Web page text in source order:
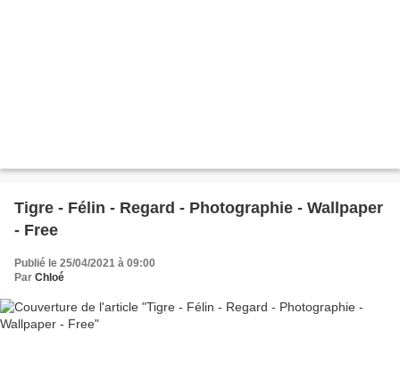
Tigre - Félin - Regard - Photographie - Wallpaper
- Free
Publié le 25/04/2021 à 09:00
Par Chloé